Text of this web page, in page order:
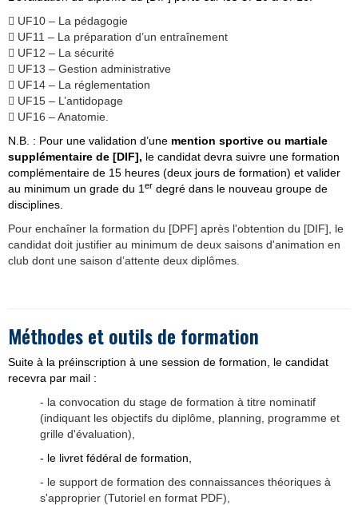
 UF10 – La pédagogie
 UF11 – La préparation d’un entraînement
 UF12 – La sécurité
 UF13 – Gestion administrative
 UF14 – La réglementation
 UF15 – L’antidopage
 UF16 – Anatomie.
N.B. : Pour une validation d’une mention sportive ou martiale
supplémentaire de [DIF], le candidat devra suivre une formation
complémentaire de 15 heures (deux jours de formation) et valider
au minimum un grade du 1 er degré dans le nouveau groupe de
disciplines.
Pour enchaîner la formation du [DPF] après l'obtention du [DIF], le
candidat doit justifier au minimum de deux saisons d'animation en
club dont une saison d’attente deux diplômes.
Méthodes et outils de formation
Suite à la préinscription à une session de formation, le candidat
recevra par mail :
- la convocation du stage de formation à titre nominatif
(indiquant les objectifs du diplôme, planning, programme et
grille d'évaluation),
- le livret fédéral de formation,
- le support de formation des connaissances théoriques à
s'approprier (Tutoriel en format PDF),